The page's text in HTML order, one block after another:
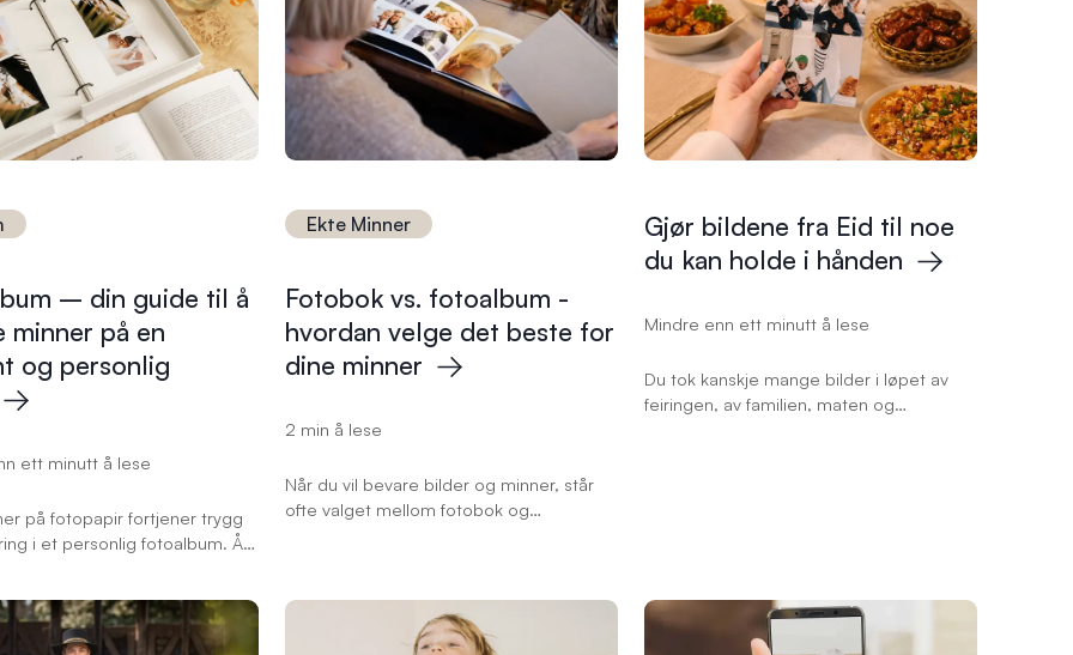
kamerarullen, last opp dine favorittbilder,
og skap de fineste gavene i dag!
– din guide til å
minner på en
og personlig
ett minutt å lese
på fotopapir fortjener trygg
i et personlig fotoalbum. Å
viktige øyeblikk sammen
og venner. Et minnealbum
Ekte Minner
Fotobok vs. fotoalbum -
hvordan velge det beste for
dine minner
2 min å lese
Når du vil bevare bilder og minner, står
ofte valget mellom fotobok og
mellom fotobok og album, og gir råd om
hvordan du velger riktig løsning for deg.
Gjør bildene fra Eid til noe
du kan holde i hånden
Mindre enn ett minutt å lese
Du tok kanskje mange bilder i løpet av
feiringen, av familien, maten og